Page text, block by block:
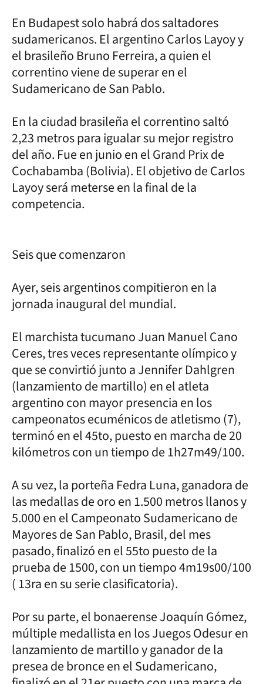
En Budapest solo habrá dos saltadores
sudamericanos. El argentino Carlos Layoy y
el brasileño Bruno Ferreira, a quien el
correntino viene de superar en el
Sudamericano de San Pablo.
En la ciudad brasileña el correntino saltó
2,23 metros para igualar su mejor registro
del año. Fue en junio en el Grand Prix de
Cochabamba (Bolivia). El objetivo de Carlos
Layoy será meterse en la final de la
competencia.
Seis que comenzaron
Ayer, seis argentinos compitieron en la
jornada inaugural del mundial.
El marchista tucumano Juan Manuel Cano
Ceres, tres veces representante olímpico y
que se convirtió junto a Jennifer Dahlgren
(lanzamiento de martillo) en el atleta
argentino con mayor presencia en los
campeonatos ecuménicos de atletismo (7),
terminó en el 45to, puesto en marcha de 20
kilómetros con un tiempo de 1h27m49/100.
A su vez, la porteña Fedra Luna, ganadora de
las medallas de oro en 1.500 metros llanos y
5.000 en el Campeonato Sudamericano de
Mayores de San Pablo, Brasil, del mes
pasado, finalizó en el 55to puesto de la
prueba de 1500, con un tiempo 4m19s00/100
( 13ra en su serie clasificatoria).
Por su parte, el bonaerense Joaquín Gómez,
múltiple medallista en los Juegos Odesur en
lanzamiento de martillo y ganador de la
presea de bronce en el Sudamericano,